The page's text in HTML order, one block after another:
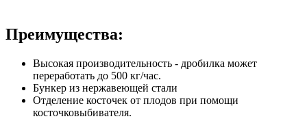
Преимущества:
Высокая производительность - дробилка может
переработать до 500 кг/час.
Бункер из нержавеющей стали
Отделение косточек от плодов при помощи
косточковыбивателя.